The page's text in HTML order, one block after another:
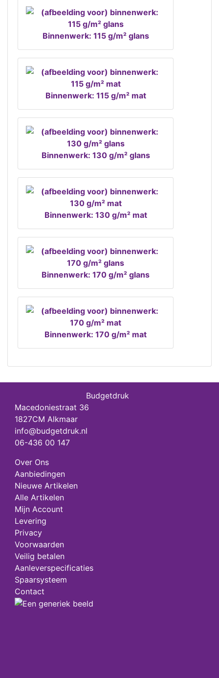
Binnenwerk: 115 g/m² glans
Binnenwerk: 115 g/m² mat
Binnenwerk: 130 g/m² glans
Binnenwerk: 130 g/m² mat
Binnenwerk: 170 g/m² glans
Binnenwerk: 170 g/m² mat
Budgetdruk
Macedoniestraat 36
1827CM Alkmaar
info@budgetdruk.nl
06-436 00 147
Over Ons
Aanbiedingen
Nieuwe Artikelen
Alle Artikelen
Mijn Account
Levering
Privacy
Voorwaarden
Veilig betalen
Aanleverspecificaties
Spaarsysteem
Contact